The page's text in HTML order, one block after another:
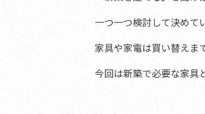
一つ一つ検討して決めて
家具や家電は買い替えま
今回は新築で必要な家具